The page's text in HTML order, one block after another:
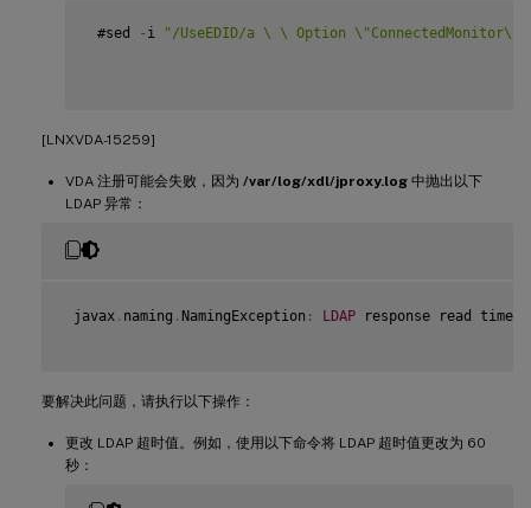
#sed - i "/UseEDID/a \ \ Option \"ConnectedMonitor\"
[LNXVDA-15259]
VDA 注册可能会失败，因为 /var/log/xdl/jproxy.log 中抛出以下
LDAP 异常：
javax . naming . NamingException : LDAP response read timed
要解决此问题，请执行以下操作：
更改 LDAP 超时值。例如，使用以下命令将 LDAP 超时值更改为 60
秒：